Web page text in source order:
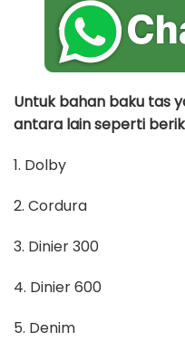
Untuk bahan baku tas
antara lain seperti
1. Dolby
2. Cordura
3. Dinier 300
4. Dinier 600
5. Denim